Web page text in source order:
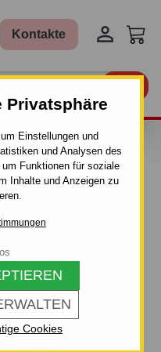
Privatsphäre
Einstellungen und
und Analysen des
Funktionen für soziale
Inhalte und Anzeigen zu
Cookies
Kontakte 
- 156203